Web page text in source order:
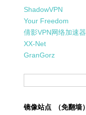
ShadowVPN
Your Freedom
倩影VPN网络加速器
XX-Net
GranGorz
镜像站点 （免翻墙）